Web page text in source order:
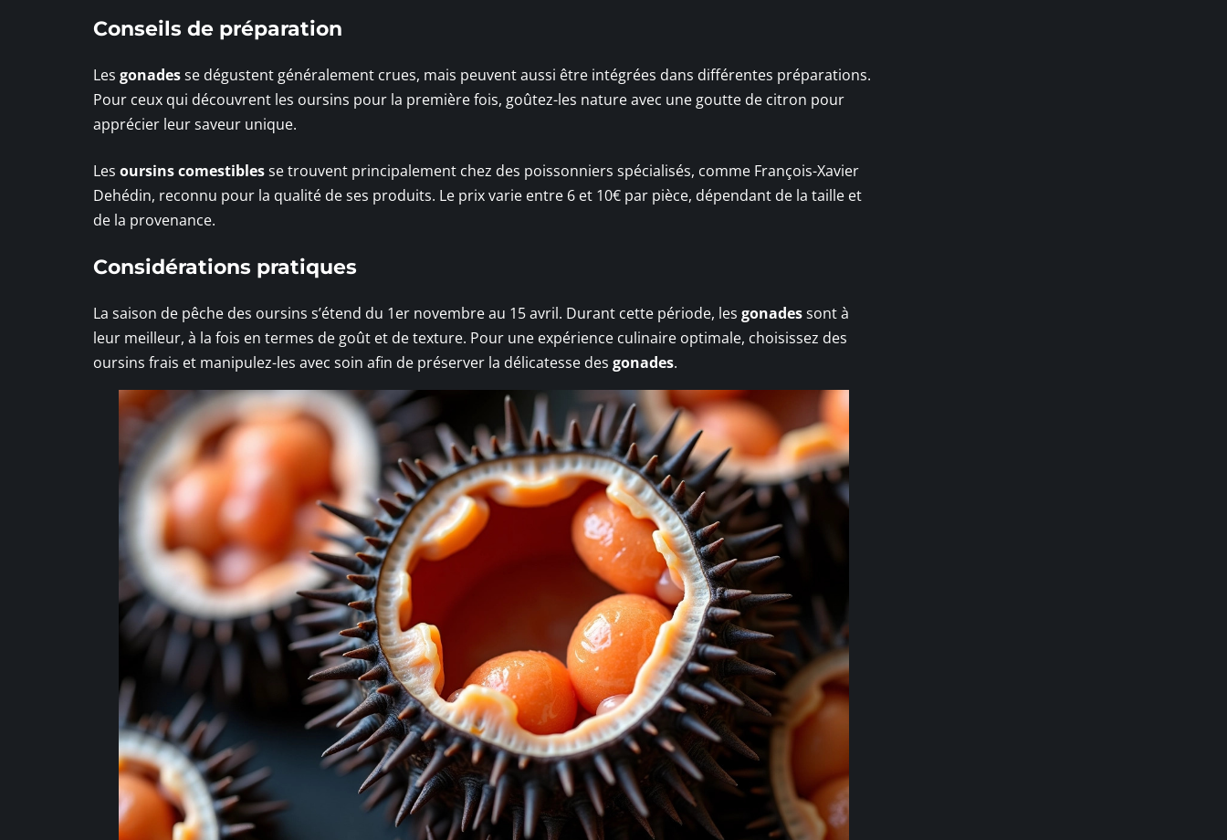
Conseils de préparation
Les gonadesse dégustent généralement crues, mais peuvent aussi être intégrées dans différentes préparations.
Pour ceux qui découvrent les oursins pour la première fois, goûtez-les nature avec une goutte de citron pour
apprécier leur saveur unique.
Les oursins comestiblesse trouvent principalement chez des poissonniers spécialisés, comme François-Xavier
Dehédin, reconnu pour la qualité de ses produits. Le prix varie entre 6 et 10€ par pièce, dépendant de la taille et
de la provenance.
Considérations pratiques
La saison de pêche des oursins s’étend du 1er novembre au 15 avril. Durant cette période, les gonadessont à
leur meilleur, à la fois en termes de goût et de texture. Pour une expérience culinaire optimale, choisissez des
oursins frais et manipulez-les avec soin afin de préserver la délicatesse des gonades.